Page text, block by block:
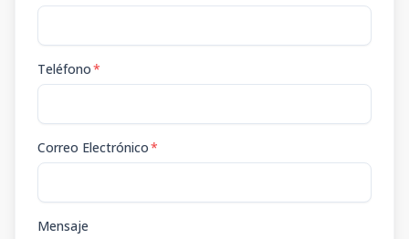
Teléfono*
Correo Electrónico*
Mensaje